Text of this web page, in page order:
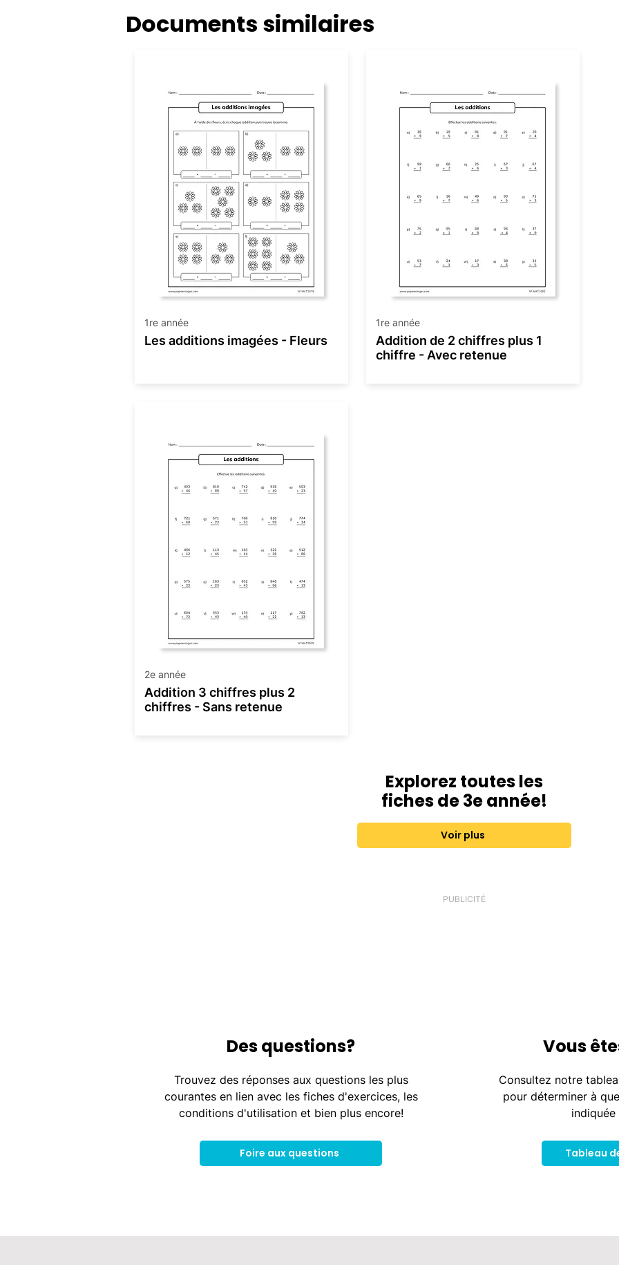
Documents similaires
1re année
Les additions imagées - Fleurs
1re année
Addition de 2 chiffres plus 1
chiffre - Avec retenue
2e année
Addition 3 chiffres plus 2
chiffres - Sans retenue
Explorez toutes les
fiches de 3e année!
Voir plus
PUBLICITÉ
Des questions?
Trouvez des réponses aux questions les plus
courantes en lien avec les fiches d'exercices, les
conditions d'utilisation et bien plus encore!
Foire aux questions
Vous
Consultez notre
pour déterminer à
Tableau